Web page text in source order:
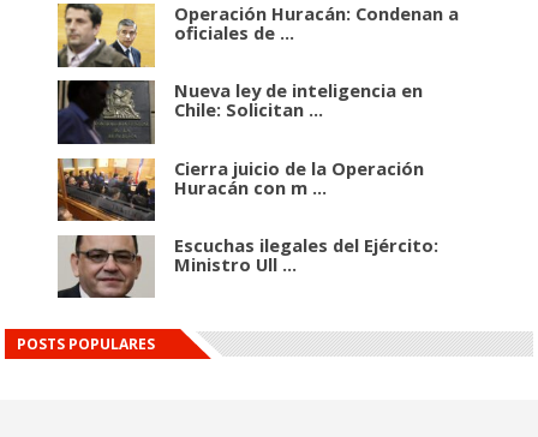
Operación Huracán: Condenan a
oficiales de ...
Nueva ley de inteligencia en
Chile: Solicitan ...
Cierra juicio de la Operación
Huracán con m ...
Escuchas ilegales del Ejército:
Ministro Ull ...
POSTS POPULARES